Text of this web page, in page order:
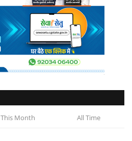
This Month All Time